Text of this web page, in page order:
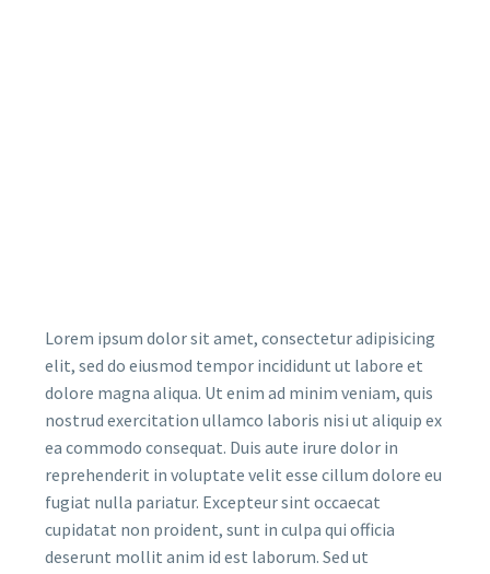
Lorem ipsum dolor sit amet, consectetur adipisicing
elit, sed do eiusmod tempor incididunt ut labore et
dolore magna aliqua. Ut enim ad minim veniam, quis
nostrud exercitation ullamco laboris nisi ut aliquip ex
ea commodo consequat. Duis aute irure dolor in
reprehenderit in voluptate velit esse cillum dolore eu
fugiat nulla pariatur. Excepteur sint occaecat
cupidatat non proident, sunt in culpa qui officia
deserunt mollit anim id est laborum. Sed ut